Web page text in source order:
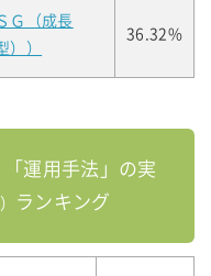
Ｇ（成長
））
36.32%
運用手法」の実
ランキング